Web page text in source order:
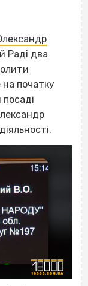
Раді два
на початку